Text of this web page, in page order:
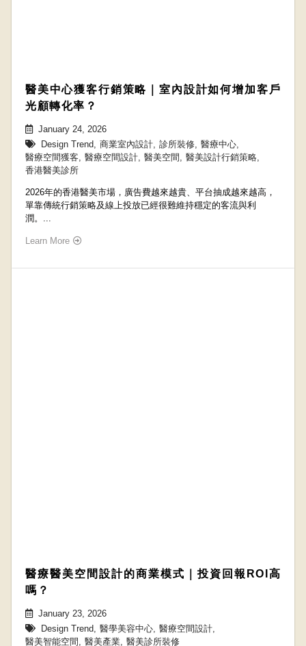
醫美中心獲客行銷策略｜室內設計如何增加客戶
光顧轉化率？
January 24, 2026
Design Trend, 商業室內設計, 診所裝修, 醫療中心,
醫療空間獲客, 醫療空間設計, 醫美空間 , 醫美設計行銷策略,
香港醫美診所
2026年的香港醫美市場，廣告費越來越貴、平台抽成越來越高，
單靠傳統行銷策略及線上投放已經很難維持穩定的客流與利
潤。...
Learn More
醫療醫美空間設計的商業模式｜投資回報ROI高
嗎？
January 23, 2026
Design Trend, 醫學美容中心, 醫療空間設計,
醫美智能空間 , 醫美產業, 醫美診所裝修